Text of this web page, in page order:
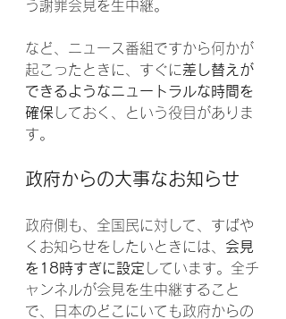
う謝罪会見を生中継。
など、ニュース番組ですから何かが
起こったときに、すぐに差し替えが
できるようなニュートラルな時間を
確保 しておく、という役目がありま
す。
政府からの大事なお知らせ
政府側も、全国民に対して、すばや
くお知らせをしたいときには、 会見
を18時すぎに設定 しています。全チ
ャンネルが会見を生中継すること
で、日本のどこにいても政府からの